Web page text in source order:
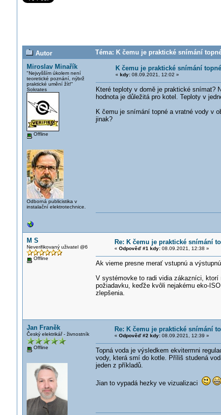
Autor
Téma: K čemu je praktické snímání
Miroslav Minařík
"Nejvyšším úkolem není
teoretické poznání, nýbrž
praktické umění žít!"
Sokrates
Offline
Odborná publicistika v
instalační elektrotechnice.
K čemu je praktické snímání
« kdy:08.09.2021, 12:02 »
Které teploty v domě je praktické
hodnota je důležitá pro kotel. Teploty v
K čemu je snímání topné a vratné vody v
jinak?
M S
Neverifikovaný uživatel @6
Offline
Re: K čemu je praktické snímání
« Odpověď #1 kdy:08.09.2021, 12:38 »
Ak vieme presne merať vstupnú a
V systémovke to radi vidia zákazníci, ktorí
požiadavku, keďže kvôli nejakému eko-
zlepšenia.
Jan Franěk
Český elektrikář - živnostník
Offline
Re: K čemu je praktické snímání
« Odpověď #2 kdy:08.09.2021, 12:39 »
Topná voda je výsledkem ekvitermni
vody, která smí do kotle. Příliš studená
jeden z příkladů.
Jian to vypadá hezky ve vizualizaci